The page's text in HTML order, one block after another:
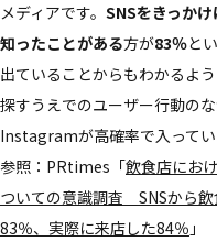
メディアです。 SNSを​きっか
知った​ことがある方が83％と​
出ている​ことからも​わかるよ
探すうえでの​ユーザー行動の​な
Instagramが​高確率で​入ってい
参照：PRtimes​「飲食店に​お
ついての​意識調査 SNSから​飲
83％、​実際に​来店した​84％ 」